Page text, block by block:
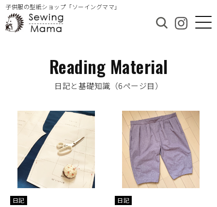
子供服の型紙ショップ「ソーイングママ」
Reading Material
日記と基礎知識（6ページ目）
日記 日記